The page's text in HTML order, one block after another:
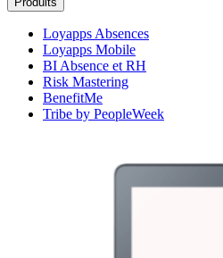
Loyapps Absences
Loyapps Mobile
BI Absence et RH
Risk Mastering
BenefitMe
Tribe by PeopleWeek